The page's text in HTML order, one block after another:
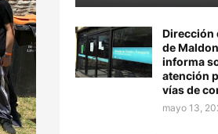
Dirección
de
informa
atención
vías de
mayo 13,